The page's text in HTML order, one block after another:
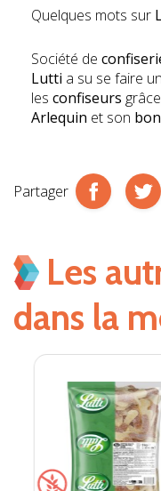
Quelques mots sur
Société de
Lutti a su se faire
les confiseurs
Arlequin et son
Partager
Les
dans la